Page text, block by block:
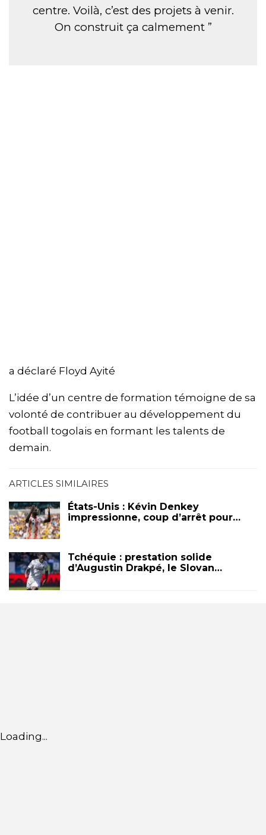
centre. Voilà, c’est des projets à venir.
On construit ça calmement ”
a déclaré Floyd Ayité
L’idée d’un centre de formation témoigne de sa
volonté de contribuer au développement du
football togolais en formant les talents de
demain.
ARTICLES SIMILAIRES
États-Unis : Kévin Denkey
impressionne, coup d’arrêt pour…
Tchéquie : prestation solide
d’Augustin Drakpé, le Slovan…
Loading...